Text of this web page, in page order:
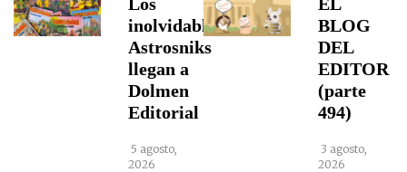
inolvidables
Astrosniks
llegan a
Dolmen
Editorial
5 agosto,
2026
BLOG
DEL
EDITOR
(parte
494)
3 agosto,
2026